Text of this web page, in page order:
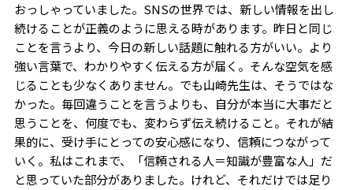
おっしゃっていました。SNSの世界では、新しい情報を出し
続けることが正義のように思える時があります。昨日と同じ
ことを言うより、今日の新しい話題に触れる方がいい。より
強い言葉で、わかりやすく伝える方が届く。そんな空気を感
じることも少なくありません。でも山崎先生は、そうではな
かった。毎回違うことを言うよりも、自分が本当に大事だと
思うことを、何度でも、変わらず伝え続けること。それが結
果的に、受け手にとっての安心感になり、信頼につながって
いく。私はこれまで、「信頼される人＝知識が豊富な人」だ
と思っていた部分がありました。けれど、それだけでは足り